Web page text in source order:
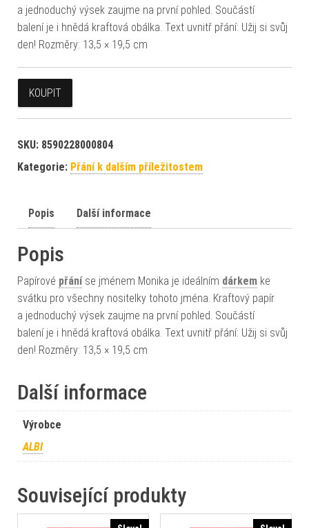
a jednoduchý výsek zaujme na první pohled. Součástí
balení je i hnědá kraftová obálka. Text uvnitř přání: Užij si svůj
den! Rozměry: 13,5 × 19,5 cm
KOUPIT
SKU: 8590228000804
Kategorie: Přání k dalším příležitostem
Popis Další informace
Popis
Papírové přáníse jménem Monika je ideálním dárkem ke
svátku pro všechny nositelky tohoto jména. Kraftový papír
a jednoduchý výsek zaujme na první pohled. Součástí
balení je i hnědá kraftová obálka. Text uvnitř přání: Užij si svůj
den! Rozměry: 13,5 × 19,5 cm
Další informace
Výrobce
ALBI
Související produkty